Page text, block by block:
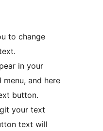
to change
in your
menu, and here
button.
your text
text will